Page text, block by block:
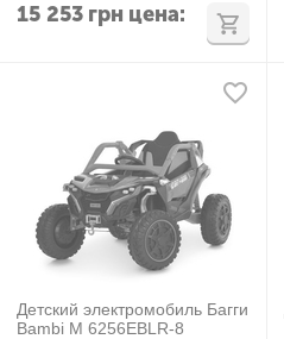
15 253 грн цена:
Детский электромобиль Багги
Bambi M 6256EBLR-8